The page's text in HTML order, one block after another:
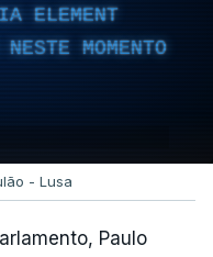
ELEMENT
MOMENTO
- Lusa
Paulo